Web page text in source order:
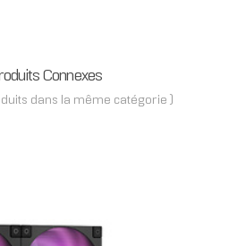
Connexes
dans la même catégorie )